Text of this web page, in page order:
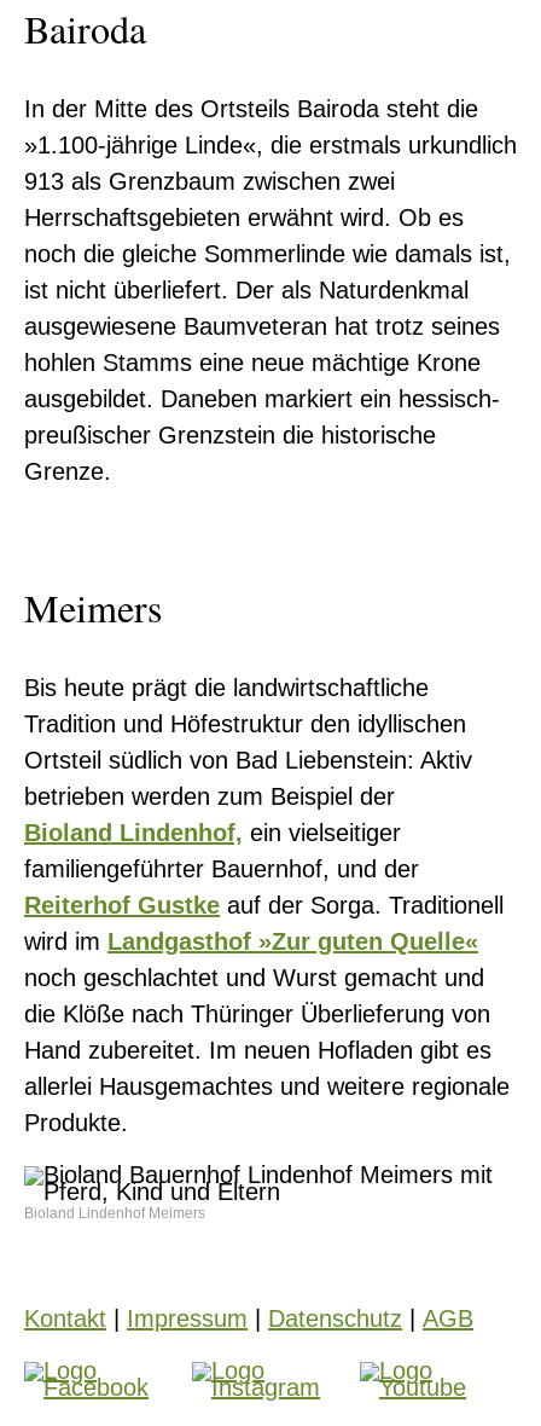
Bairoda
In der Mitte des Ortsteils Bairoda steht die
»1.100-jährige Linde«, die erstmals urkundlich
913 als Grenzbaum zwischen zwei
Herrschaftsgebieten erwähnt wird. Ob es
noch die gleiche Sommerlinde wie damals ist,
ist nicht überliefert. Der als Naturdenkmal
ausgewiesene Baumveteran hat trotz seines
hohlen Stamms eine neue mächtige Krone
ausgebildet. Daneben markiert ein hessisch-
preußischer Grenzstein die historische
Grenze.
Meimers
Bis heute prägt die landwirtschaftliche
Tradition und Höfestruktur den idyllischen
Ortsteil südlich von Bad Liebenstein: Aktiv
betrieben werden zum Beispiel der
Bioland Lindenhof, ein vielseitiger
familiengeführter Bauernhof, und der
Reiterhof Gustke auf der Sorga. Traditionell
wird im Landgasthof »Zur guten Quelle«
noch geschlachtet und Wurst gemacht und
die Klöße nach Thüringer Überlieferung von
Hand zubereitet. Im neuen Hofladen gibt es
allerlei Hausgemachtes und weitere regionale
Produkte.
Bioland Lindenhof Meimers
Kontakt Impressum Datenschutz AGB